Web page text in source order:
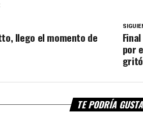
por
llego el momento de
TE PODRÍA